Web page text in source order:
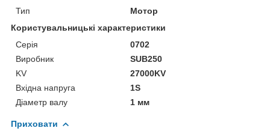
Тип
Мотор
Користувальницькі характеристики
Серія
0702
Виробник
SUB250
KV
27000KV
Вхідна напруга
1S
Діаметр валу
1 мм
Приховати